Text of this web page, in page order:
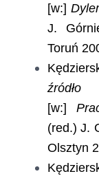
[w:]
J.
Toruń
źródło
[w:]
(red.) J.
Olsztyn